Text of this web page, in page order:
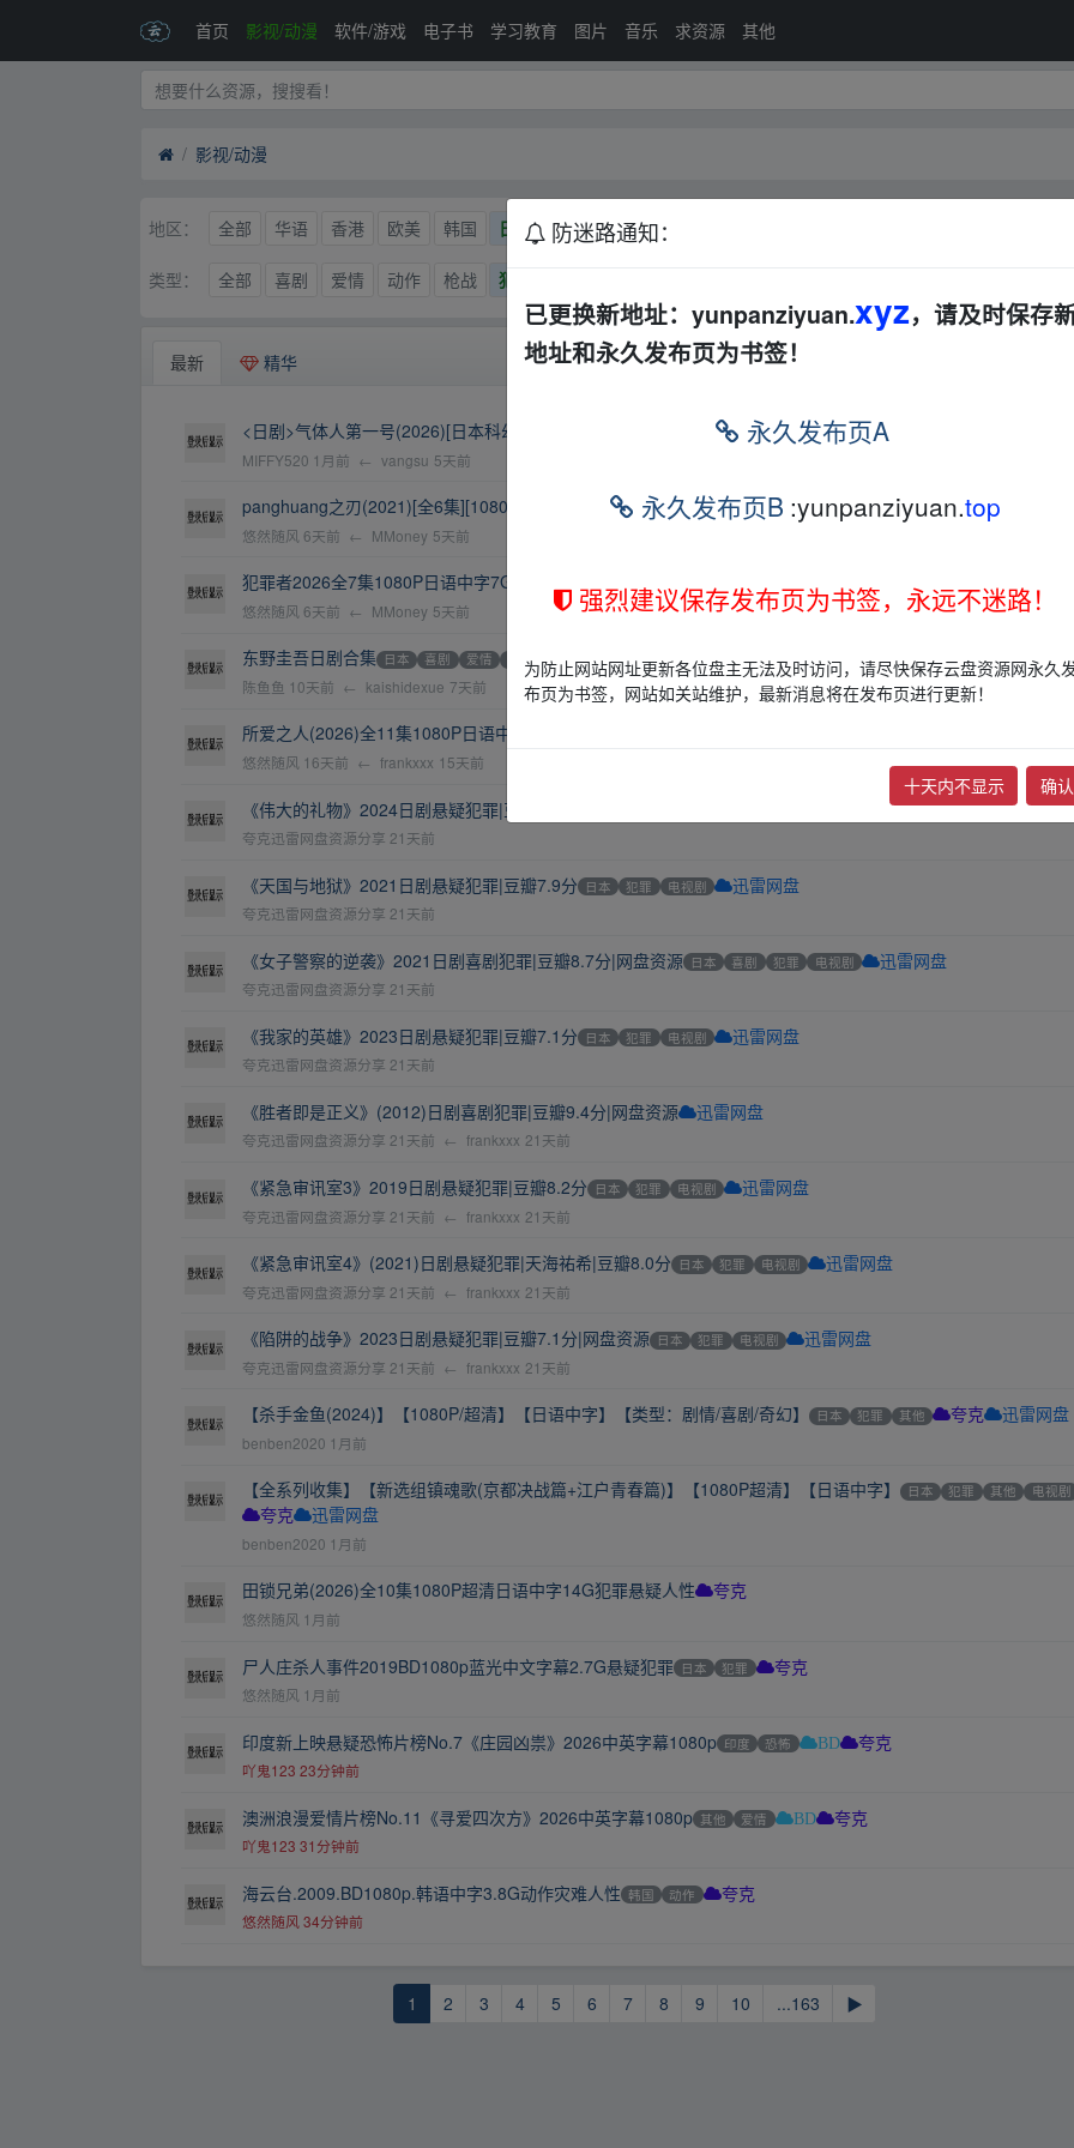
首页 影视/动漫 软件/游戏 电子书 学习教育 图片 音乐 求资源 其他
影视/动漫
地区： 全部 华语 香港 欧美 韩国 日本 印度 其他
类型： 全部 喜剧 爱情 动作 枪战 犯罪
最新 精华
<日剧>气体人第一号(2026)[日本科幻犯罪][小栗旬苍井优]全8集 日本 犯罪 科幻 电视剧
MIFFY520 1月前 ← vangsu 5天前
panghuang之刃(2021)[全6集][1080P][日语中字][12.6G]悬疑犯罪 日本 犯罪 电视剧 夸克
悠然随风 6天前 ← MMoney 5天前
犯罪者2026全7集1080P日语中字7G犯罪
悠然随风 6天前 ← MMoney 5天前
东野圭吾日剧合集 日本 喜剧 爱情 动作 犯罪 恐怖 科幻 BD 夸克
陈鱼鱼 10天前 ← kaishidexue 7天前
所爱之人(2026)全11集1080P日语中字15.6G悬疑
悠然随风 16天前 ← frankxxx 15天前
《伟大的礼物》2024日剧悬疑犯罪|豆瓣6.0分|网盘资源
夸克迅雷网盘资源分享 21天前
《天国与地狱》2021日剧悬疑犯罪|豆瓣7.9分 日本 犯罪 电视剧 迅雷网盘
夸克迅雷网盘资源分享 21天前
《女子警察的逆袭》2021日剧喜剧犯罪|豆瓣8.7分|网盘资源 日本 喜剧 犯罪 电视剧 迅雷网盘
夸克迅雷网盘资源分享 21天前
《我家的英雄》2023日剧悬疑犯罪|豆瓣7.1分 日本 犯罪 电视剧 迅雷网盘
夸克迅雷网盘资源分享 21天前
《胜者即是正义》(2012)日剧喜剧犯罪|豆瓣9.4分|网盘资源 迅雷网盘
夸克迅雷网盘资源分享 21天前 ← frankxxx 21天前
《紧急审讯室3》2019日剧悬疑犯罪|豆瓣8.2分 日本 犯罪 电视剧 迅雷网盘
夸克迅雷网盘资源分享 21天前 ← frankxxx 21天前
《紧急审讯室4》(2021)日剧悬疑犯罪|天海祐希|豆瓣8.0分 日本 犯罪 电视剧 迅雷网盘
夸克迅雷网盘资源分享 21天前 ← frankxxx 21天前
《陷阱的战争》2023日剧悬疑犯罪|豆瓣7.1分|网盘资源 日本 犯罪 电视剧 迅雷网盘
夸克迅雷网盘资源分享 21天前 ← frankxxx 21天前
【杀手金鱼(2024)】【1080P/超清】【日语中字】【类型：剧情/喜剧/奇幻】 日本 犯罪 其他 夸克 迅雷网盘
benben2020 1月前
【全系列收集】【新选组镇魂歌(京都决战篇+江户青春篇)】【1080P超清】【日语中字】 日本 犯罪 其他 电视剧
夸克 迅雷网盘
benben2020 1月前
田锁兄弟(2026)全10集1080P超清日语中字14G犯罪悬疑人性 夸克
悠然随风 1月前
尸人庄杀人事件2019BD1080p蓝光中文字幕2.7G悬疑犯罪 日本 犯罪 夸克
悠然随风 1月前
印度新上映悬疑恐怖片榜No.7《庄园凶祟》2026中英字幕1080p 印度 恐怖 BD 夸克
吖鬼123 23分钟前
澳洲浪漫爱情片榜No.11《寻爱四次方》2026中英字幕1080p 其他 爱情 BD 夸克
吖鬼123 31分钟前
海云台.2009.BD1080p.韩语中字3.8G动作灾难人性 韩国 动作 夸克
悠然随风 34分钟前
1 2 3 4 5 6 7 8 9 10 ...163 ▶
防迷路通知：
已更换新地址：yunpanziyuan.xyz，请及时保存
地址和永久发布页为书签！
永久发布页A
永久发布页B :yunpanziyuan.top
强烈建议保存发布页为书签，永远不迷路！
为防止网站网址更新各位盘主无法及时访问，请尽快保存云盘资源网永久
布页为书签，网站如关站维护，最新消息将在发布页进行更新！
十天内不显示 确认